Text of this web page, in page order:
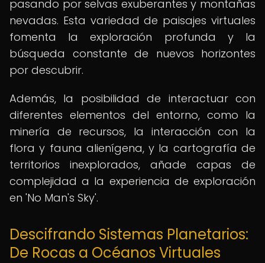
pasando por selvas exuberantes y montañas
nevadas. Esta variedad de paisajes virtuales
fomenta la exploración profunda y la
búsqueda constante de nuevos horizontes
por descubrir.
Además, la posibilidad de interactuar con
diferentes elementos del entorno, como la
minería de recursos, la interacción con la
flora y fauna alienígena, y la cartografía de
territorios inexplorados, añade capas de
complejidad a la experiencia de exploración
en 'No Man's Sky'.
Descifrando Sistemas Planetarios:
De Rocas a Océanos Virtuales